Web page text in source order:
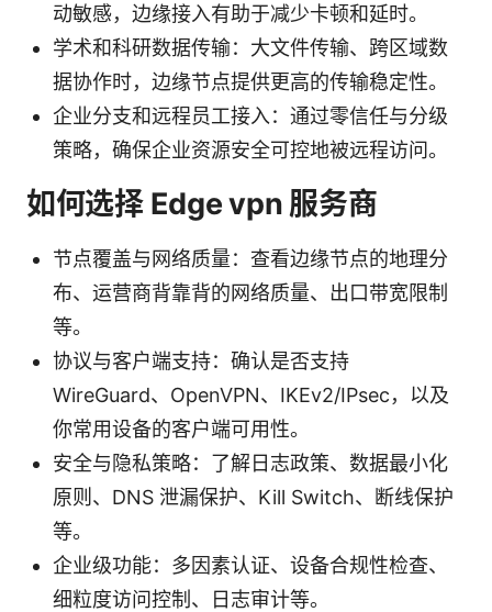
动敏感，边缘接入有助于减少卡顿和延时。
学术和科研数据传输：大文件传输、跨区域数
据协作时，边缘节点提供更高的传输稳定性。
企业分支和远程员工接入：通过零信任与分级
策略，确保企业资源安全可控地被远程访问。
如何选择 Edge vpn 服务商
节点覆盖与网络质量：查看边缘节点的地理分
布、运营商背靠背的网络质量、出口带宽限制
等。
协议与客户端支持：确认是否支持
WireGuard、OpenVPN、IKEv2/IPsec，以及
你常用设备的客户端可用性。
安全与隐私策略：了解日志政策、数据最小化
原则、DNS 泄漏保护、Kill Switch、断线保护
等。
企业级功能：多因素认证、设备合规性检查、
细粒度访问控制、日志审计等。